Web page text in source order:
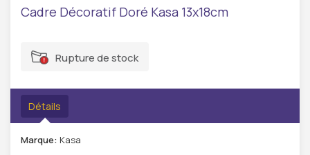
Cadre Décoratif Doré Kasa 13x18cm
Rupture de stock
Détails
Marque: Kasa